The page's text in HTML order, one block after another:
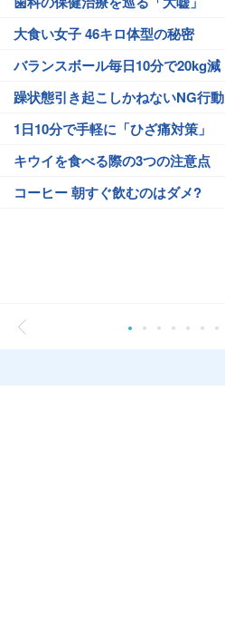
大食い女子 46キロ体型の秘密
バランスボール毎日10分で20kg減
躁状態引き起こしかねないNG行動
1日10分で手軽に「ひざ痛対策」
キウイを食べる際の3つの注意点
コーヒー 朝すぐ飲むのはダメ?